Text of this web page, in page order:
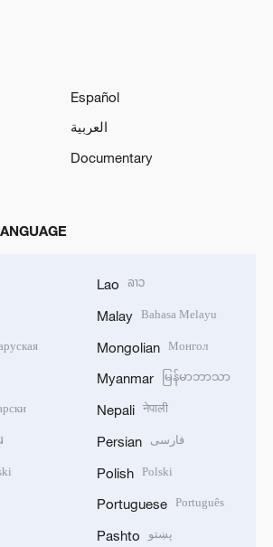
Español
العربية
Documentary
Lao ລາວ
Malay Bahasa Melayu
Mongolian Монгол
Myanmar မြန်မာဘာသာ
Nepali नेपाली
Persian فارسی
Polish Polski
Portuguese Português
Pashto پښتو